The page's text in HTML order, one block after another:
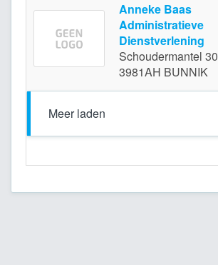
Anneke Baas
Administratieve
Dienstverlening
Schoudermantel 30
3981AH BUNNIK
Meer laden